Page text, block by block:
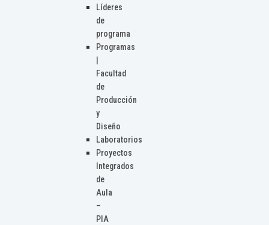
Líderes
de
programa
Programas
Facultad
de
Producción
y
Diseño
Laboratorios
Proyectos
Integrados
de
Aula
–
PIA